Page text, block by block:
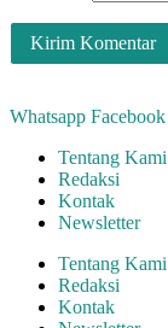
Whatsapp Facebook
Tentang Kami
Redaksi
Kontak
Newsletter
Tentang Kami
Redaksi
Kontak